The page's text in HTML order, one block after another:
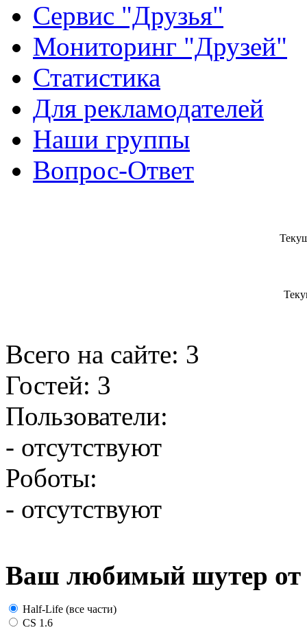
Сервис "Друзья"
Мониторинг "Друзей"
Статистика
Для рекламодателей
Наши группы
Вопрос-Ответ
Всего на сайте: 3
Гостей: 3
Пользователи:
- отсутствуют
Роботы:
- отсутствуют
Ваш любимый шутер от
Half-Life (все части)
CS 1.6